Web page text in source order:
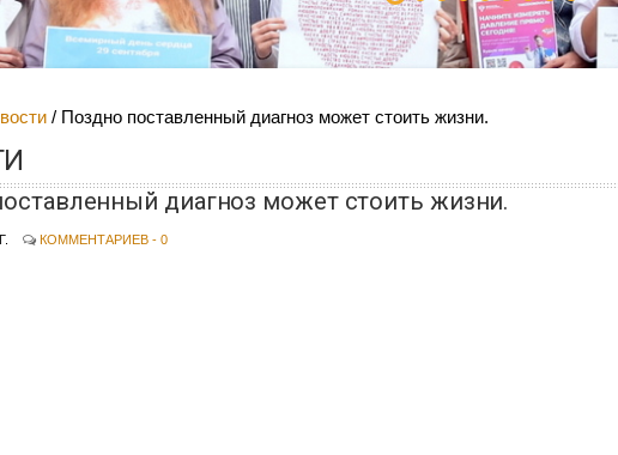
Поздно поставленный диагноз может стоить жизни.
диагноз может стоить жизни.
КОММЕНТАРИЕВ - 0